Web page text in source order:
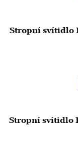
Stropní svítidlo
Stropní svítidlo